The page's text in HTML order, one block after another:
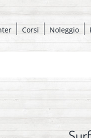
Corsi Noleggio